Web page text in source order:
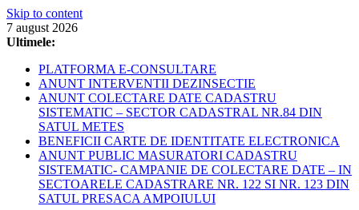
Skip to content
7 august 2026
Ultimele:
PLATFORMA E-CONSULTARE
ANUNT INTERVENTII DEZINSECTIE
ANUNT COLECTARE DATE CADASTRU
SISTEMATIC – SECTOR CADASTRAL NR.84 DIN
SATUL METES
BENEFICII CARTE DE IDENTITATE ELECTRONICA
ANUNT PUBLIC MASURATORI CADASTRU
SISTEMATIC- CAMPANIE DE COLECTARE DATE – IN
SECTOARELE CADASTRARE NR. 122 SI NR. 123 DIN
SATUL PRESACA AMPOIULUI